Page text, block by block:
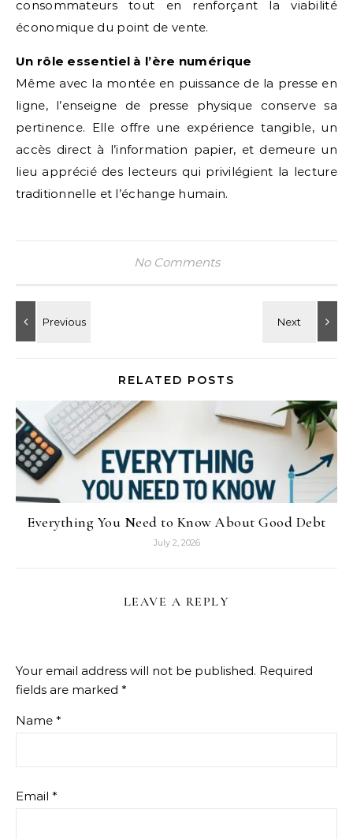
consommateurs tout en renforçant la viabilité
économique du point de vente.
Un rôle essentiel à l’ère numérique
Même avec la montée en puissance de la presse en
ligne, l’enseigne de presse physique conserve sa
pertinence. Elle offre une expérience tangible, un
accès direct à l’information papier, et demeure un
lieu apprécié des lecteurs qui privilégient la lecture
traditionnelle et l’échange humain.
No Comments
RELATED POSTS
Everything You Need to Know About Good Debt
July 2, 2026
LEAVE A REPLY
Your email address will not be published. Required
fields are marked *
Name *
Email *